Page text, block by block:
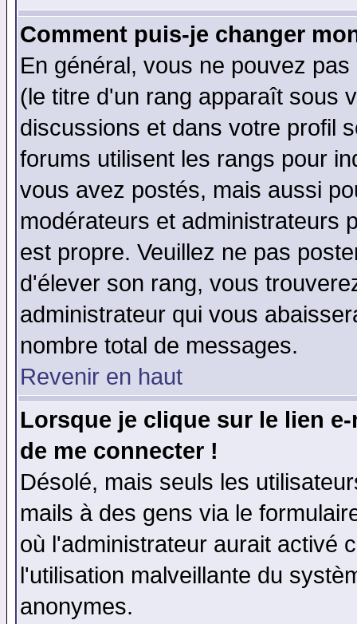
Comment puis-je changer
En général, vous ne pouvez
(le titre d'un rang apparaît sous
discussions et dans votre profil
forums utilisent les rangs pour
vous avez postés, mais aussi
modérateurs et administrateurs
est propre. Veuillez ne pas
d'élever son rang, vous
administrateur qui vous
nombre total de messages.
Revenir en haut
Lorsque je clique sur le lien
de me connecter !
Désolé, mais seuls les
mails à des gens via le
où l'administrateur aurait activé
l'utilisation malveillante du
anonymes.